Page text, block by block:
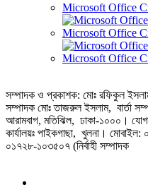
Microsoft Office
Microsoft Office
Microsoft Office
সম্পাদক ও প্রকাশক: মোঃ রফিকুল ইসলাম
সম্পাদক মোঃ তাজরুল‌‌ ইসলাম, বার্তা
আরামবাগ, মতিঝিল, ঢাকা-১০০০।
কার্যালয়ঃ পাইকগাছা, খুলনা।
০১৭২৮-১০৩৫০৭ (নির্বাহী সম্পাদক